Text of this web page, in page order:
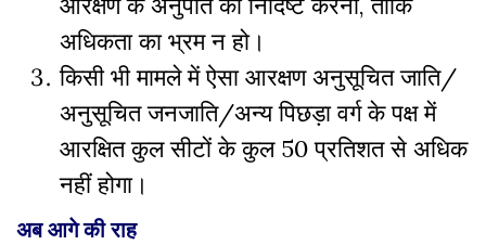
अधिकता का भ्रम न हो।
किसी भी मामले में ऐसा आरक्षण अनुसूचित जाति/
अनुसूचित जनजाति/अन्य पिछड़ा वर्ग के पक्ष में
आरक्षित कुल सीटों के कुल 50 प्रतिशत से अधिक
नहीं होगा।
अब आगे की राह